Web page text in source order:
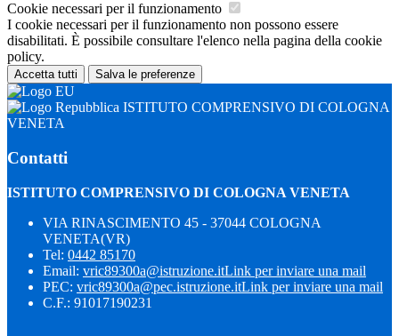
Cookie necessari per il funzionamento
I cookie necessari per il funzionamento non possono essere
disabilitati. È possibile consultare l'elenco nella pagina della cookie
policy.
Accetta tutti Salva le preferenze
ISTITUTO COMPRENSIVO DI COLOGNA
VENETA
Contatti
ISTITUTO COMPRENSIVO DI COLOGNA VENETA
VIA RINASCIMENTO 45 - 37044 COLOGNA
VENETA(VR)
Tel: 0442 85170
Email: vric89300a@istruzione.itLink per inviare una mail
PEC: vric89300a@pec.istruzione.itLink per inviare una mail
C.F.: 91017190231